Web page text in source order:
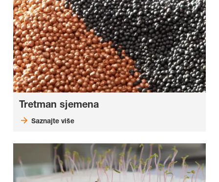
Tretman sjemena
Saznajte više